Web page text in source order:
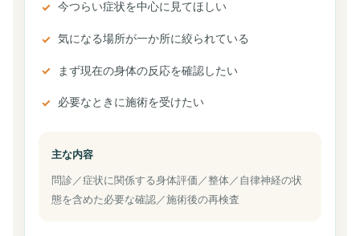
今つらい症状を中心に見てほしい
気になる場所が一か所に絞られている
まず現在の身体の反応を確認したい
必要なときに施術を受けたい
主な内容
問診／症状に関係する身体評価／整体／自律神経の状
態を含めた必要な確認／施術後の再検査